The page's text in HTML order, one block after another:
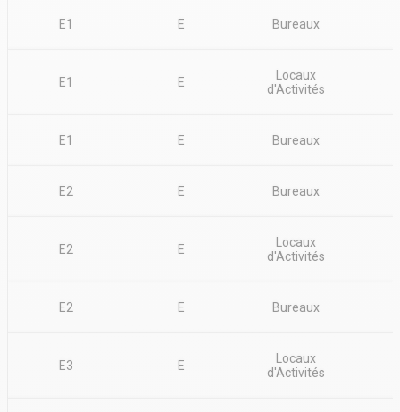
E1 E Bureaux
E1 E
Locaux
d'Activités
E1 E Bureaux
E2 E Bureaux
E2 E
Locaux
d'Activités
E2 E Bureaux
E3 E
Locaux
d'Activités